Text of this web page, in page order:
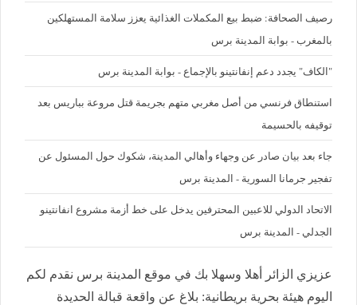
رصيف الصحافة: ضبط بيع المكملات الغذائية يعزز سلامة المستهلكين
بالمغرب - بوابة المدينة برس
"الكاف" يجدد دعم إنفانتينو بالإجماع - بوابة المدينة برس
استنطاق فرنسي من أصل مغربي متهم بجريمة قتل مروعة بباريس بعد
توقيفه بالحسيمة
جاء بعد بيان صادر عن وجهاء وأهالي المدينة، شكوك حول المسئول عن
تفجير جرمانا السورية - المدينة برس
الاتحاد الدولي للاعبين المحترفين يدخل على خط أزمة مشروع انفانتينو
الجدلي - المدينة برس
عزيزي الزائر أهلا وسهلا بك في موقع المدينة برس نقدم لكم
اليوم هيئة بحرية بريطانية: بلاغ عن واقعة قبالة الحديدة